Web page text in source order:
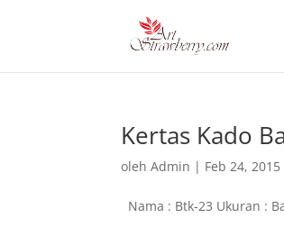
Kertas Kado
olehAdmin | Feb 24, 2015
Nama : Btk-23 Ukuran :